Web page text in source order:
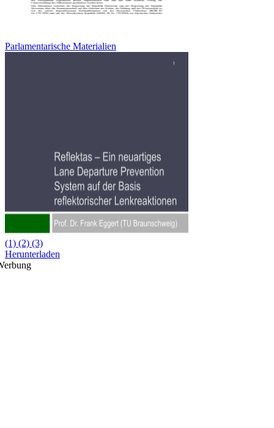
Parlamentarische Materialien
(1) (2) (3)
Herunterladen